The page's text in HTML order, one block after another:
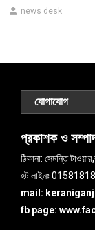
news desk
যোগাযোগ
প্রকাশক ও
ঠিকানা: সেমন্তি
হট লাইনঃ
mail:
fb page: